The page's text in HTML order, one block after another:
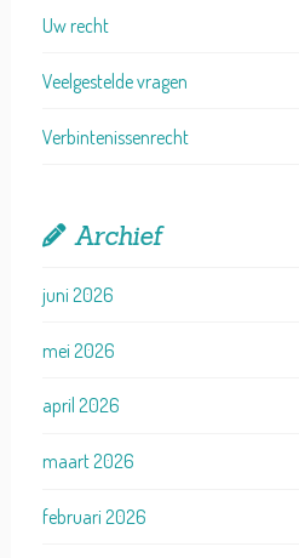
Uw recht
Veelgestelde vragen
Verbintenissenrecht
Archief
juni 2026
mei 2026
april 2026
maart 2026
februari 2026